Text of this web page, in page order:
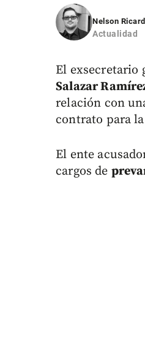
Nelson
Actualidad
El exsecretario
Salazar
relación con
contrato para
El ente
cargos de